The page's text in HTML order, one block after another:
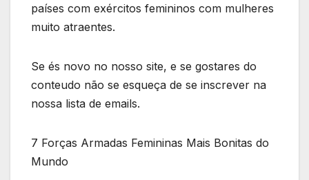
países com exércitos femininos com mulheres
muito atraentes.
Se és novo no nosso site, e se gostares do
conteudo não se esqueça de se inscrever na
nossa lista de emails.
7 Forças Armadas Femininas Mais Bonitas do
Mundo